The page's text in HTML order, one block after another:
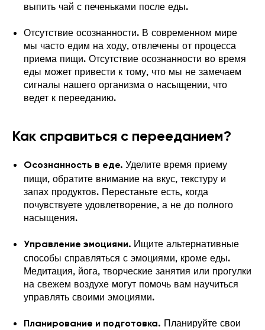
выпить чай с печеньками после еды.
Отсутствие осознанности. В современном мире
мы часто едим на ходу, отвлечены от процесса
приема пищи. Отсутствие осознанности во время
еды может привести к тому, что мы не замечаем
сигналы нашего организма о насыщении, что
ведет к перееданию.
Как справиться с перееданием?
Осознанность в еде. Уделите время приему
пищи, обратите внимание на вкус, текстуру и
запах продуктов. Перестаньте есть, когда
почувствуете удовлетворение, а не до полного
насыщения.
Управление эмоциями. Ищите альтернативные
способы справляться с эмоциями, кроме еды.
Медитация, йога, творческие занятия или прогулки
на свежем воздухе могут помочь вам научиться
управлять своими эмоциями.
Планирование и подготовка. Планируйте свои